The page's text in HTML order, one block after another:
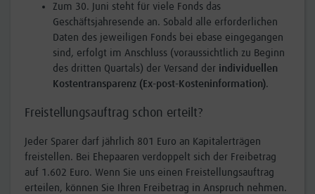
Zum 30. Juni steht für viele Fonds das
Geschäftsjahresende an. Sobald alle erforderlichen
Daten des jeweiligen Fonds bei ebase eingegangen
sind, erfolgt im Anschluss (voraussichtlich zu Beginn
des dritten Quartals) der Versand der individuellen
Kostentransparenz (Ex-post-Kosteninformation).
Freistellungsauftrag schon erteilt?
Jeder Sparer darf jährlich 801 Euro an Kapitalerträgen
freistellen. Bei Ehepaaren verdoppelt sich der Freibetrag
auf 1.602 Euro. Wenn Sie uns einen Freistellungsauftrag
erteilen, können Sie Ihren Freibetrag in Anspruch nehmen.